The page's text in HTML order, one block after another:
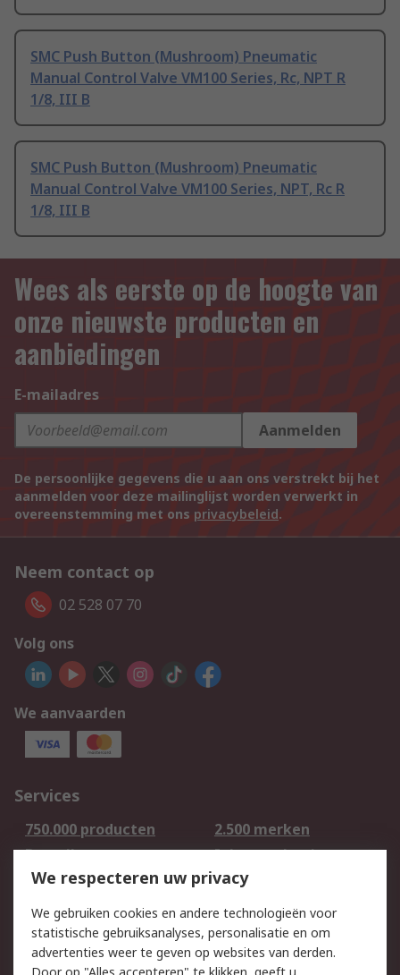
SMC Push Button (Mushroom) Pneumatic
Manual Control Valve VM100 Series, Rc, NPT R
1/8, III B
SMC Push Button (Mushroom) Pneumatic
Manual Control Valve VM100 Series, NPT, Rc R
1/8, III B
Wees als eerste op de hoogte van
onze nieuwste producten en
aanbiedingen
E-mailadres
Aanmelden
De persoonlijke gegevens die u aan ons verstrekt bij het
aanmelden voor deze mailinglijst worden verwerkt in
overeenstemming met ons privacybeleid.
Neem contact op
02 528 07 70
Volg ons
We aanvaarden
Services
750.000 producten
2.500 merken
Bestellen
Inkoopoplossingen
Retouren
Technisch advies
Track & Trace
Wettelijk
We respecteren uw privacy
We gebruiken cookies en andere technologieën voor
statistische gebruiksanalyses, personalisatie en om
advertenties weer te geven op websites van derden.